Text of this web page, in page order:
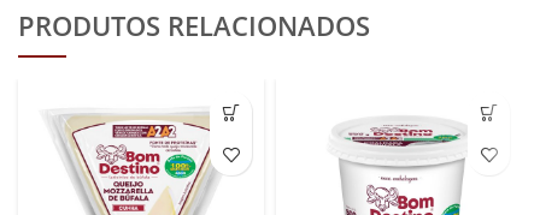
PRODUTOS RELACIONADOS